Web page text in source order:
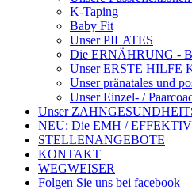
K-Taping
Baby Fit
Unser PILATES
Die ERNÄHRUNG -
Unser ERSTE HILFE
Unser pränatales und
Unser Einzel- /
Unser
NEU: Die EMH /
STELLENANGEBOTE
KONTAKT
WEGWEISER
Folgen Sie uns bei facebook